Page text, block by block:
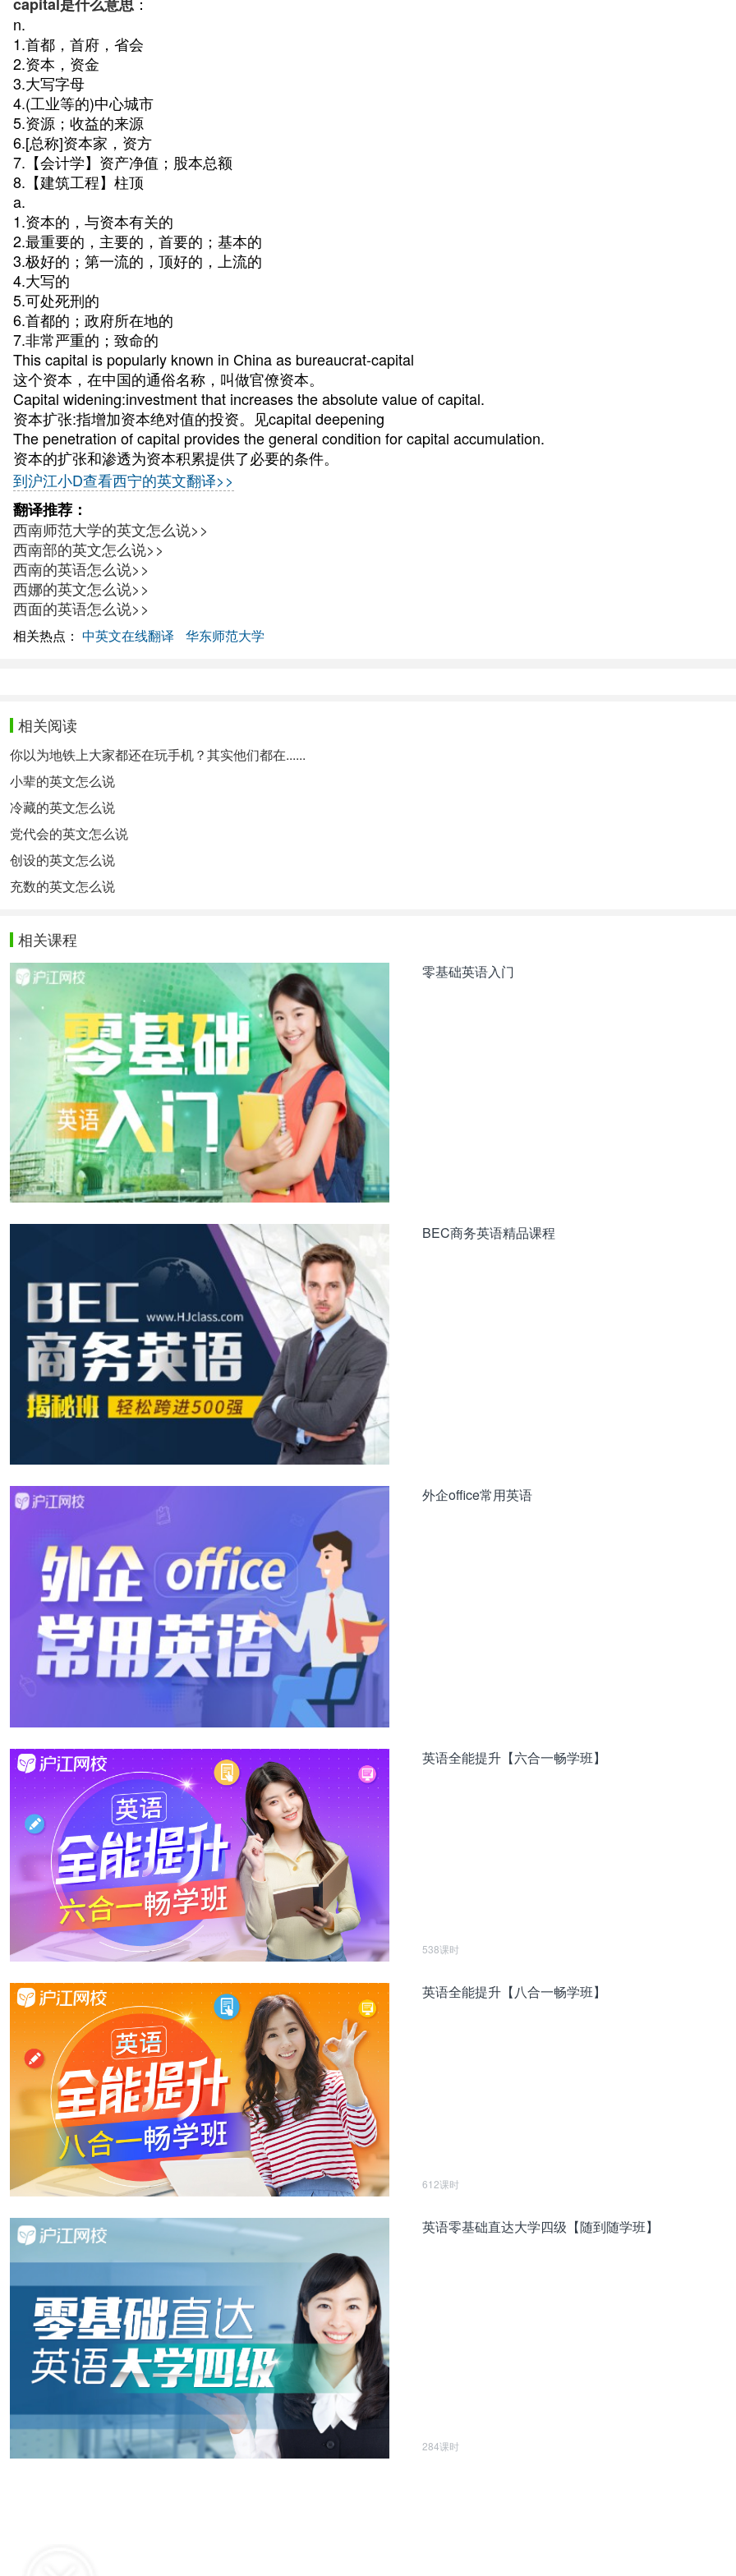
n.
1.首都，首府，省会
2.资本，资金
3.大写字母
4.(工业等的)中心城市
5.资源；收益的来源
6.[总称]资本家，资方
7.【会计学】资产净值；股本总额
8.【建筑工程】柱顶
a.
1.资本的，与资本有关的
2.最重要的，主要的，首要的；基本的
3.极好的；第一流的，顶好的，上流的
4.大写的
5.可处死刑的
6.首都的；政府所在地的
7.非常严重的；致命的
This capital is popularly known in China as bureaucrat-capital
这个资本，在中国的通俗名称，叫做官僚资本。
Capital widening:investment that increases the absolute value of capital.
资本扩张:指增加资本绝对值的投资。见capital deepening
The penetration of capital provides the general condition for capital accumulation.
资本的扩张和渗透为资本积累提供了必要的条件。
到沪江小D查看西宁的英文翻译>>
翻译推荐：
西南师范大学的英文怎么说>>
西南部的英文怎么说>>
西南的英语怎么说>>
西娜的英文怎么说>>
西面的英语怎么说>>
相关热点： 中英文在线翻译 华东师范大学
相关阅读
你以为地铁上大家都还在玩手机？其实他们都在......
小辈的英文怎么说
冷藏的英文怎么说
党代会的英文怎么说
创设的英文怎么说
充数的英文怎么说
相关课程
零基础英语入门
BEC商务英语精品课程
外企office常用英语
英语全能提升【六合一畅学班】
538课时
英语全能提升【八合一畅学班】
612课时
英语零基础直达大学四级【随到随学班】
284课时